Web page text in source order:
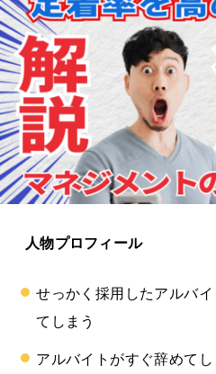
人物プロフィール
せっかく採用したアルバ
てしまう
アルバイトがすぐ辞めて